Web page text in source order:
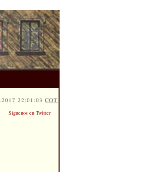
22:01:03COT
Síguenos en Twitter